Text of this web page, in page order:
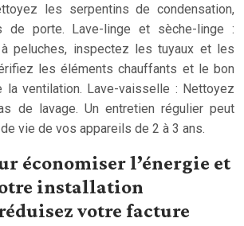
les serpentins de condensation,
de porte. Lave-linge et sèche-linge :
peluches, inspectez les tuyaux et les
les éléments chauffants et le bon
la ventilation. Lave-vaisselle : Nettoyez
de lavage. Un entretien régulier peut
vie de vos appareils de 2 à 3 ans.
économiser l’énergie et
installation
votre facture